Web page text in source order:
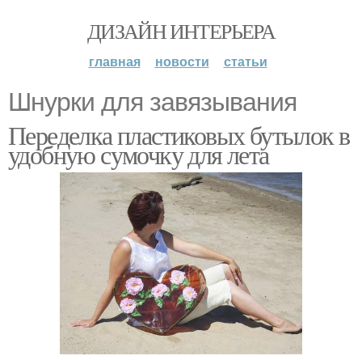
ДИЗАЙН ИНТЕРЬЕРА
главная новости статьи
Шнурки для завязывания
Переделка пластиковых бутылок в
удобную сумочку для лета